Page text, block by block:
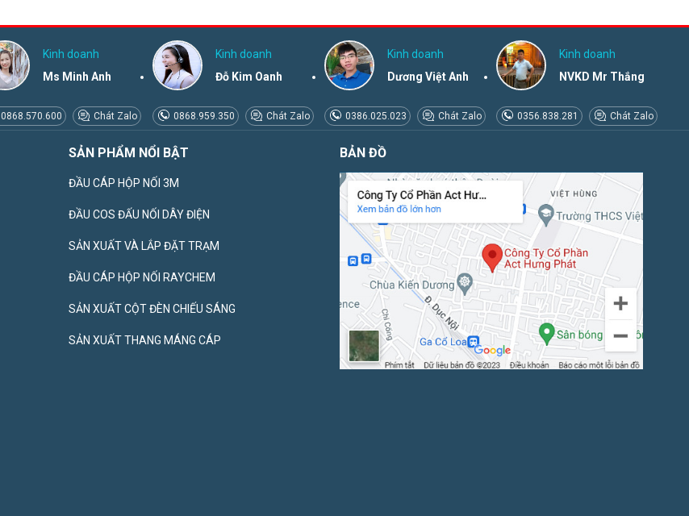
Kinh doanh
Ms Minh Anh
0868.570.600 Chát Zalo
Kinh doanh
Đỗ Kim Oanh
0868.959.350 Chát Zalo
Kinh doanh
Dương Việt Anh
0386.025.023 Chát Zalo
Kinh doanh
NVKD Mr Thắng
0356.838.281 Chát Zalo
SẢN PHẨM NỔI BẬT
ĐẦU CÁP HỘP NỐI 3M
ĐẦU COS ĐẤU NỐI DÂY ĐIỆN
SẢN XUẤT VÀ LẮP ĐẶT TRẠM
ĐẦU CÁP HỘP NỐI RAYCHEM
SẢN XUẤT CỘT ĐÈN CHIẾU SÁNG
SẢN XUẤT THANG MÁNG CÁP
BẢN ĐỒ